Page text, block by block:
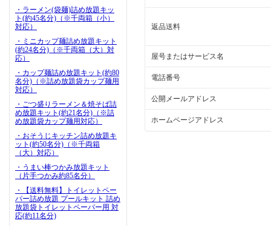
・ラーメン(袋麺)詰め放題キッ
ト(約45名分)（※千両箱（小）
対応）
・ミニカップ麺詰め放題キット
(約24名分)（※千両箱（大）対
応）
・カップ麺詰め放題キット(約80
名分)（※詰め放題袋カップ麺用
対応）
・ごつ盛りラーメン＆焼そば詰
め放題キット(約21名分)（※詰
め放題袋カップ麺用対応）
・おそうじキッチン詰め放題キ
ット(約50名分)（※千両箱
（大）対応）
・うまい棒つかみ放題キット
（片手つかみ約85名分）
・【送料無料】トイレットペー
パー詰め放題 プールキット 詰め
放題袋トイレットペーパー用 対
応(約11名分)
返品送料
屋号またはサービス名
電話番号
公開メールアドレス
ホームページアドレス